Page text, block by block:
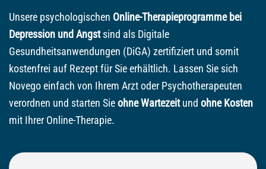
Unsere psychologischen Online-Therapieprogramme bei
Depression und Angstsind als Digitale
Gesundheitsanwendungen (DiGA) zertifiziert und somit
kostenfrei auf Rezept für Sie erhältlich. Lassen Sie sich
Novego einfach von Ihrem Arzt oder Psychotherapeuten
verordnen und starten Sieohne Wartezeitund ohne Kosten
mit Ihrer Online-Therapie.